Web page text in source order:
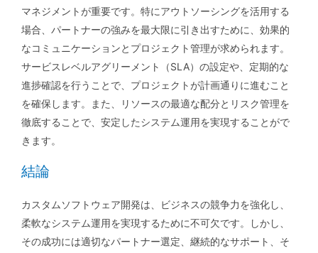
マネジメントが重要です。特にアウトソーシングを活用する
場合、パートナーの強みを最大限に引き出すために、効果的
なコミュニケーションとプロジェクト管理が求められます。
サービスレベルアグリーメント（SLA）の設定や、定期的な
進捗確認を行うことで、プロジェクトが計画通りに進むこと
を確保します。また、リソースの最適な配分とリスク管理を
徹底することで、安定したシステム運用を実現することがで
きます。
結論
カスタムソフトウェア開発は、ビジネスの競争力を強化し、
柔軟なシステム運用を実現するために不可欠です。しかし、
その成功には適切なパートナー選定、継続的なサポート、そ